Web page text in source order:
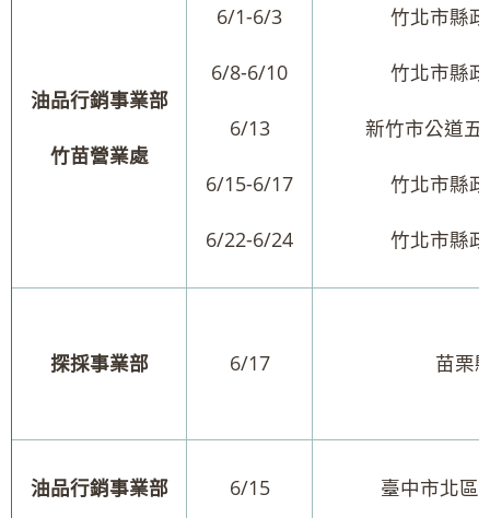
油品行銷事業部
竹苗營業處
6/1-6/3
6/8-6/10
6/13
6/15-6/17
6/22-6/24
竹北市縣
竹北市縣
新竹市公道五
竹北市縣
竹北市縣
探採事業部 6/17 苗栗
油品行銷事業部 6/15 臺中市北區